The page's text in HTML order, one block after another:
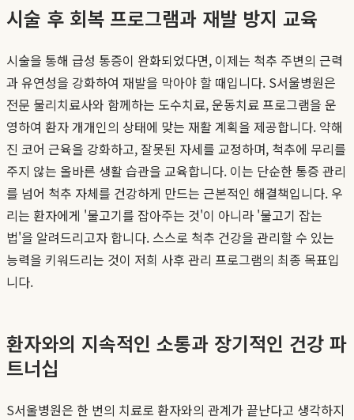
시술 후 회복 프로그램과 재발 방지 교육
시술을 통해 급성 통증이 완화되었다면, 이제는 척추 주변의 근력
과 유연성을 강화하여 재발을 막아야 할 때입니다. S서울병원은
전문 물리치료사와 함께하는 도수치료, 운동치료 프로그램을 운
영하여 환자 개개인의 상태에 맞는 재활 계획을 제공합니다. 약해
진 코어 근육을 강화하고, 잘못된 자세를 교정하며, 척추에 무리를
주지 않는 올바른 생활 습관을 교육합니다. 이는 단순한 통증 관리
를 넘어 척추 자체를 건강하게 만드는 근본적인 해결책입니다. 우
리는 환자에게 '물고기를 잡아주는 것'이 아니라 '물고기 잡는
법'을 알려드리고자 합니다. 스스로 척추 건강을 관리할 수 있는
능력을 키워드리는 것이 저희 사후 관리 프로그램의 최종 목표입
니다.
환자와의 지속적인 소통과 장기적인 건강 파
트너십
S서울병원은 한 번의 치료로 환자와의 관계가 끝난다고 생각하지